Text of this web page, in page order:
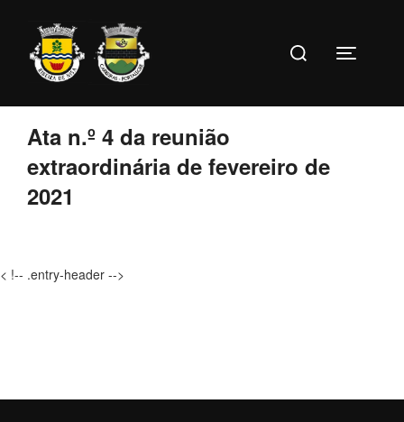
conteúdo
por:
Toggle
Ata n.º 4 da reunião
extraordinária de fevereiro de
2021
< !-- .entry-header -->